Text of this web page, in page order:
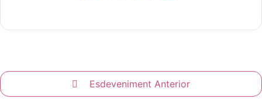
Esdeveniment Anterior